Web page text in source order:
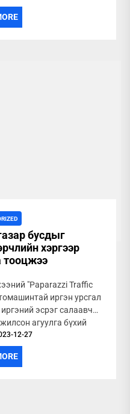
бусдыг
хэргээр
тооцжээ
"Paparazzi Traffic
иргэн урсгал
эсрэг салаавч
агуулга бүхий
12-27